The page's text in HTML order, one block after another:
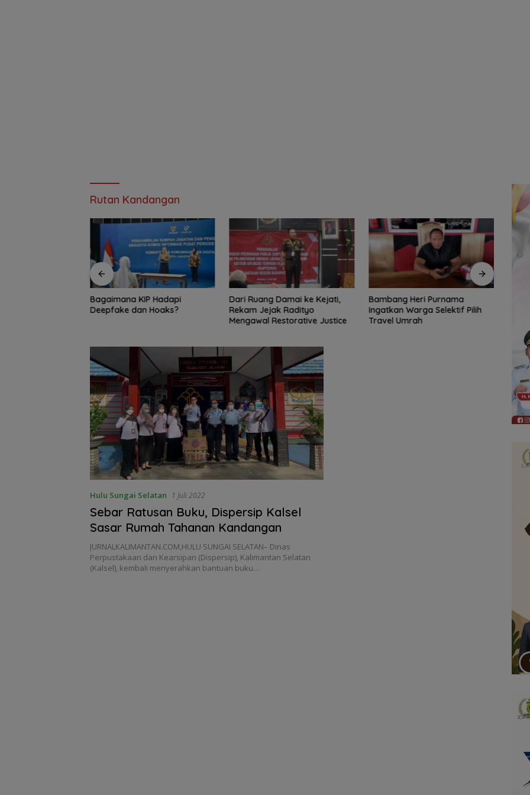
Rutan Kandangan
Dari Ruang Damai ke Kejati,
Rekam Jejak Radityo
Bambang Heri Purnama
Ingatkan Warga Selektif Pilih
Travel Umrah
Bangun Banua Gandeng Media,
Perkuat Transparansi
Hulu Sungai Selatan 1 Juli 2022
Sebar Ratusan Buku, Dispersip Kalsel
Sasar Rumah Tahanan Kandangan
JURNALKALIMANTAN.COM,HULU SUNGAI SELATAN– Dinas
Perpustakaan dan Kearsipan (Dispersip), Kalimantan Selatan
(Kalsel), kembali menyerahkan bantuan buku…